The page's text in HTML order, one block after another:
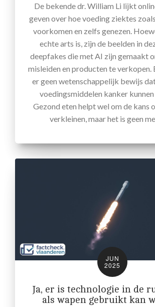
De bekende dr. William Li lijkt
geven over hoe voeding ziektes
voorkomen en zelfs genezen.
echte arts is, zijn de beelden in
deepfakes die met AI zijn gemaakt
misleiden en producten te verkopen.
er geen wetenschappelijk bewijs
voedingsmiddelen kanker kunnen
Gezond eten helpt wel om de kans
verkleinen, maar het is geen
JUN
2025
Ja, er is technologie in de
als wapen gebruikt kan